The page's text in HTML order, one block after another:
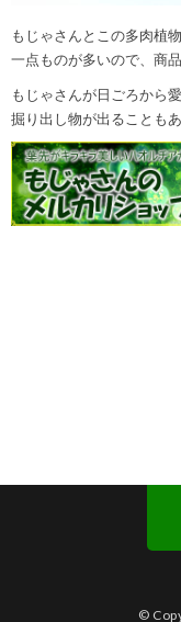
もじゃさんとこの多肉植
一点ものが多いので、商
もじゃさんが日ごろから
掘り出し物が出ることも
©